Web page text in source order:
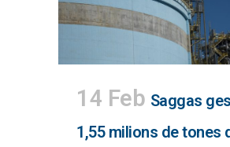
14 Feb Saggas
1,55 milions de tones